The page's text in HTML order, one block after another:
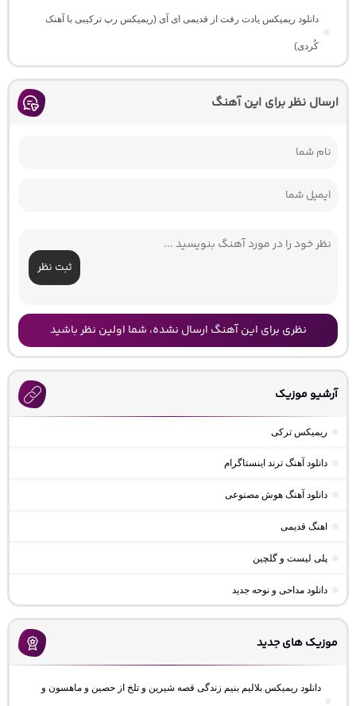
دانلود ریمیکس یادت رفت از قدیمی ای آی (ریمیکس رپ ترکیبی با آهنک
کُردی)
ارسال نظر برای این آهنگ
ثبت نظر
نظری برای این آهنگ ارسال نشده، شما اولین نظر باشید
آرشیو موزیک
ریمیکس ترکی
دانلود آهنگ ترند اینستاگرام
دانلود آهنگ هوش مصنوعی
اهنگ قدیمی
پلی لیست و گلچین
دانلود مداحی و نوحه جدید
موزیک های جدید
دانلود ریمیکس بلالیم بنیم زندگی قصه شیرین و تلخ از حصین و ماهسون و